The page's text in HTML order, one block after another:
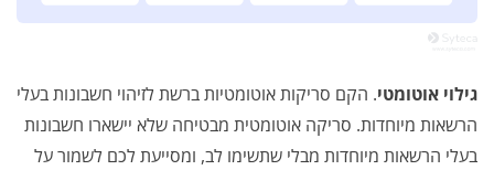
גילוי אוטומטי. הקם סריקות אוטומטיות ברשת לזיהוי חשבונות בעלי
הרשאות מיוחדות. סריקה אוטומטית מבטיחה שלא יישארו חשבונות
בעלי הרשאות מיוחדות מבלי שתשימו לב, ומסייעת לכם לשמור על